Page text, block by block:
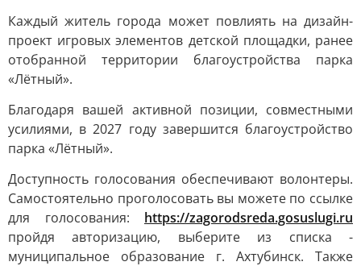
Каждый житель города может повлиять на дизайн-
проект игровых элементов детской площадки, ранее
отобранной территории благоустройства парка
«Лётный».
Благодаря вашей активной позиции, совместными
усилиями, в 2027 году завершится благоустройство
парка «Лётный».
Доступность голосования обеспечивают волонтеры.
Самостоятельно проголосовать вы можете по ссылке
для голосования: https://zagorodsreda.gosuslugi.ru
пройдя авторизацию, выберите из списка -
муниципальное образование г. Ахтубинск. Также